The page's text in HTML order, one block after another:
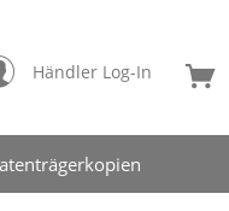
Händler Log-In